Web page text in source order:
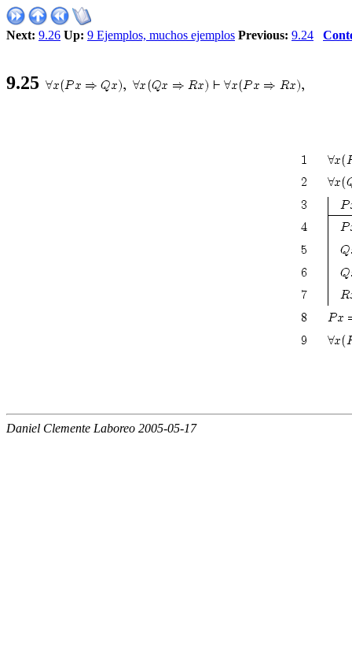
Next: 9.26 Up: 9 Ejemplos, muchos ejemplos Previous: 9.24
9.25
Daniel Clemente Laboreo 2005-05-17